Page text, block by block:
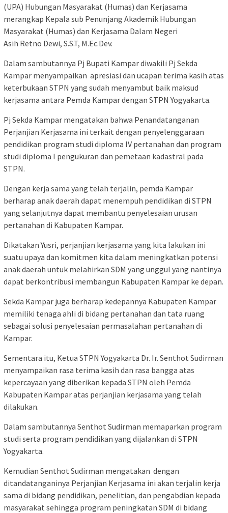
(UPA) Hubungan Masyarakat (Humas) dan Kerjasama
merangkap Kepala sub Penunjang Akademik Hubungan
Masyarakat (Humas) dan Kerjasama Dalam Negeri
Asih Retno Dewi, S.S.T, M.Ec.Dev.
Dalam sambutannya Pj Bupati Kampar diwakili Pj Sekda
Kampar menyampaikan apresiasi dan ucapan terima kasih atas
keterbukaan STPN yang sudah menyambut baik maksud
kerjasama antara Pemda Kampar dengan STPN Yogyakarta.
Pj Sekda Kampar mengatakan bahwa Penandatanganan
Perjanjian Kerjasama ini terkait dengan penyelenggaraan
pendidikan program studi diploma IV pertanahan dan program
studi diploma I pengukuran dan pemetaan kadastral pada
STPN.
Dengan kerja sama yang telah terjalin, pemda Kampar
berharap anak daerah dapat menempuh pendidikan di STPN
yang selanjutnya dapat membantu penyelesaian urusan
pertanahan di Kabupaten Kampar.
Dikatakan Yusri, perjanjian kerjasama yang kita lakukan ini
suatu upaya dan komitmen kita dalam meningkatkan potensi
anak daerah untuk melahirkan SDM yang unggul yang nantinya
dapat berkontribusi membangun Kabupaten Kampar ke depan.
Sekda Kampar juga berharap kedepannya Kabupaten Kampar
memiliki tenaga ahli di bidang pertanahan dan tata ruang
sebagai solusi penyelesaian permasalahan pertanahan di
Kampar.
Sementara itu, Ketua STPN Yogyakarta Dr. Ir. Senthot Sudirman
menyampaikan rasa terima kasih dan rasa bangga atas
kepercayaan yang diberikan kepada STPN oleh Pemda
Kabupaten Kampar atas perjanjian kerjasama yang telah
dilakukan.
Dalam sambutannya Senthot Sudirman memaparkan program
studi serta program pendidikan yang dijalankan di STPN
Yogyakarta.
Kemudian Senthot Sudirman mengatakan dengan
ditandatanganinya Perjanjian Kerjasama ini akan terjalin kerja
sama di bidang pendidikan, penelitian, dan pengabdian kepada
masyarakat sehingga program peningkatan SDM di bidang